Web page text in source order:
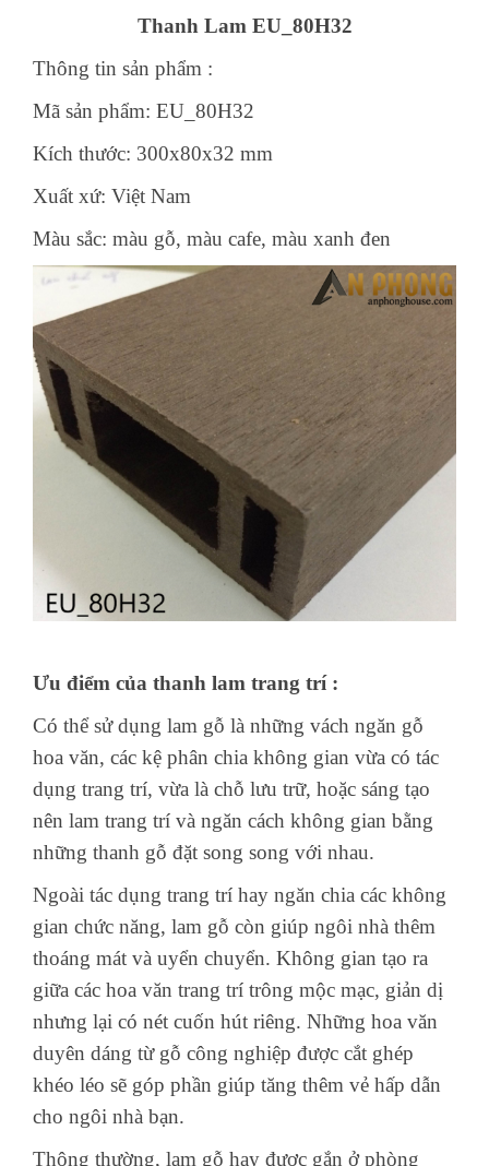
Thanh Lam EU_80H32
Thông tin sản phẩm :
Mã sản phẩm: EU_80H32
Kích thước: 300x80x32 mm
Xuất xứ: Việt Nam
Màu sắc: màu gỗ, màu cafe, màu xanh đen
Ưu điểm của thanh lam trang trí :
Có thể sử dụng lam gỗ là những vách ngăn gỗ
hoa văn, các kệ phân chia không gian vừa có tác
dụng trang trí, vừa là chỗ lưu trữ, hoặc sáng tạo
nên lam trang trí và ngăn cách không gian bằng
những thanh gỗ đặt song song với nhau.
Ngoài tác dụng trang trí hay ngăn chia các không
gian chức năng, lam gỗ còn giúp ngôi nhà thêm
thoáng mát và uyển chuyển. Không gian tạo ra
giữa các hoa văn trang trí trông mộc mạc, giản dị
nhưng lại có nét cuốn hút riêng. Những hoa văn
duyên dáng từ gỗ công nghiệp được cắt ghép
khéo léo sẽ góp phần giúp tăng thêm vẻ hấp dẫn
cho ngôi nhà bạn.
Thông thường, lam gỗ hay được gắn ở phòng